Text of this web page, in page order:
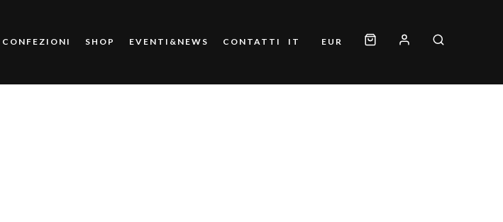
CONFEZIONI SHOP EVENTI&NEWS CONTATTI IT EUR